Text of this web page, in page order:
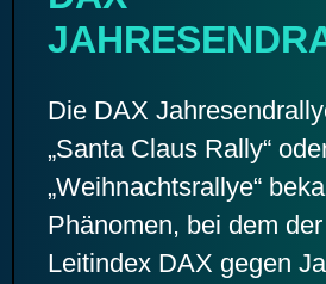
Die DAX
„Santa Claus Rally“
„Weihnachtsrallye“
Phänomen, bei dem
Leitindex DAX gegen